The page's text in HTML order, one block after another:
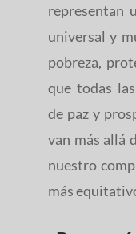
representan
universal y
pobreza,
que todas
de paz y
van más allá
nuestro
más